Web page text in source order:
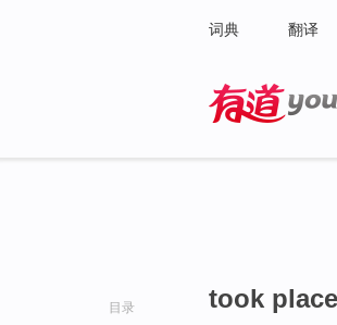
词典 翻译
目录 took